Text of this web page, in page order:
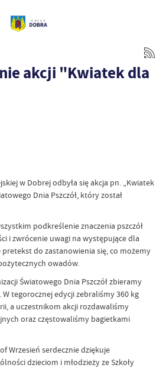
akcji "Kwiatek dla
w Dobrej odbyła się akcja pn. „Kwiatek
Dnia Pszczół, który został
podkreślenie znaczenia pszczół
i zwrócenie uwagi na występujące dla
pretekst do zastanowienia się, co możemy
owadów.
Światowego Dnia Pszczół zbieramy
tegorocznej edycji zebraliśmy 360 kg
a uczestnikom akcji rozdawaliśmy
oraz częstowaliśmy bagietkami
Wrzesień serdecznie dziękuje
dzieciom i młodzieży ze Szkoły